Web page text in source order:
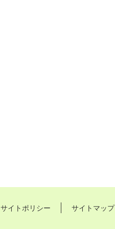
サイトポリシー サイトマップ